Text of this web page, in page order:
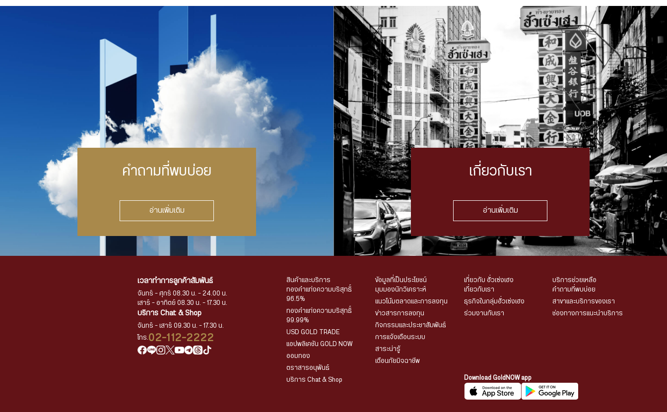
คำถามที่พบบ่อย
อ่านเพิ่มเติม
เกี่ยวกับเรา
อ่านเพิ่มเติม
เวลาทำการลูกค้าสัมพันธ์
จันทร์ - ศุกร์ 08.30 น. - 24.00 น.
เสาร์ - อาทิตย์ 08.30 น. - 17.30 น.
บริการ Chat & Shop
จันทร์ - เสาร์ 09.30 น. - 17.30 น.
โทร.02-112-2222
สินค้าและบริการ
ทองคำแท่งความบริสุทธิ์
96.5%
ทองคำแท่งความบริสุทธิ์
99.99%
USD GOLD TRADE
แอปพลิเคชัน GOLD NOW
ออมทอง
ตราสารอนุพันธ์
บริการ Chat & Shop
ข้อมูลที่เป็นประโยชน์
มุมมองนักวิเคราะห์
แนวโน้มตลาดและการลงทุน
ข่าวสารการลงทุน
กิจกรรมและประชาสัมพันธ์
การแจ้งเตือนระบบ
สาระน่ารู้
เตือนภัยมิจฉาชีพ
เกี่ยวกับ ฮั่วเซ่งเฮง
เกี่ยวกับเรา
ธุรกิจในกลุ่มฮั่วเซ่งเฮง
ร่วมงานกับเรา
บริการช่วยเหลือ
คำถามที่พบบ่อย
สาขาและบริการของเรา
ช่องทางการแนะนำบริการ
Download GoldNOW app